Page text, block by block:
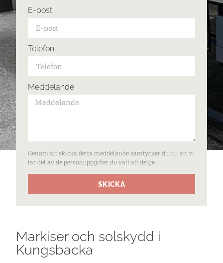
E-post
Telefon
Meddelande
Genom att skicka detta meddelande samtycker du till att vi
tar del av de personuppgifter du valt att delge.
SKICKA
Markiser och solskydd i
Kungsbacka